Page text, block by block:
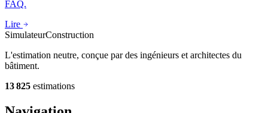
FAQ.
Lire
SimulateurConstruction
L'estimation neutre, conçue par des ingénieurs et architectes du
bâtiment.
13 825 estimations